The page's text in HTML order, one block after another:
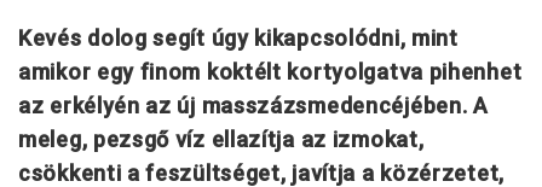
Kevés dolog segít úgy kikapcsolódni, mint
amikor egy finom koktélt kortyolgatva pihenhet
az erkélyén az új masszázsmedencéjében. A
meleg, pezsgő víz ellazítja az izmokat,
csökkenti a feszültséget, javítja a közérzetet,